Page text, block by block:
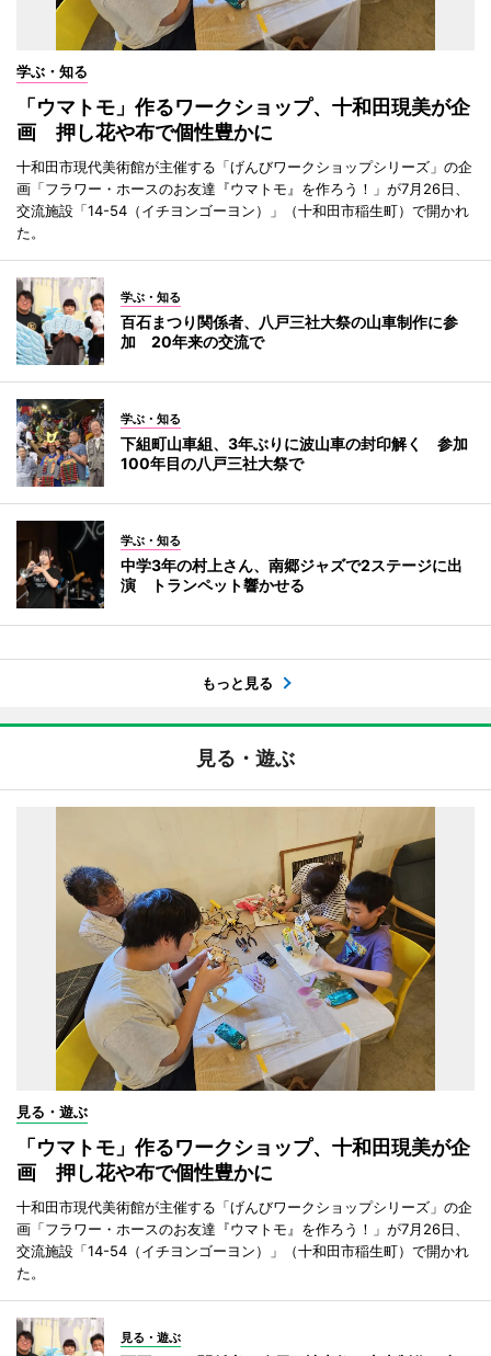
学ぶ・知る
「ウマトモ」作るワークショップ、十和田現美が企
画 押し花や布で個性豊かに
十和田市現代美術館が主催する「げんびワークショップシリーズ」の企
画「フラワー・ホースのお友達『ウマトモ』を作ろう！」が7月26日、
交流施設「14-54（イチヨンゴーヨン）」（十和田市稲生町）で開かれ
た。
学ぶ・知る
百石まつり関係者、八戸三社大祭の山車制作に参
加 20年来の交流で
学ぶ・知る
下組町山車組、3年ぶりに波山車の封印解く 参加
100年目の八戸三社大祭で
学ぶ・知る
中学3年の村上さん、南郷ジャズで2ステージに出
演 トランペット響かせる
もっと見る
見る・遊ぶ
見る・遊ぶ
「ウマトモ」作るワークショップ、十和田現美が企
画 押し花や布で個性豊かに
十和田市現代美術館が主催する「げんびワークショップシリーズ」の企
画「フラワー・ホースのお友達『ウマトモ』を作ろう！」が7月26日、
交流施設「14-54（イチヨンゴーヨン）」（十和田市稲生町）で開かれ
た。
見る・遊ぶ